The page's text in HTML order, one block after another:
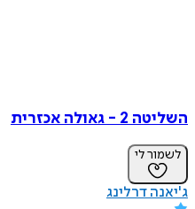
אכזרית
לי
דרלינג